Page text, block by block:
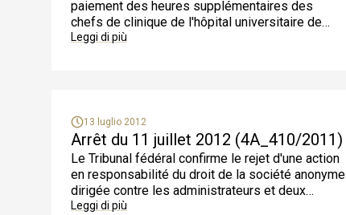
paiement des heures supplémentaires des
chefs de clinique de l'hôpital universitaire de
Zurich viole le droit fédéral
Leggi di più
13 luglio 2012
Arrêt du 11 juillet 2012 (4A_410/2011)
Le Tribunal fédéral confirme le rejet d'une action
en responsabilité du droit de la société anonyme
dirigée contre les administrateurs et deux
membres de la direction de SAirGroup
Leggi di più